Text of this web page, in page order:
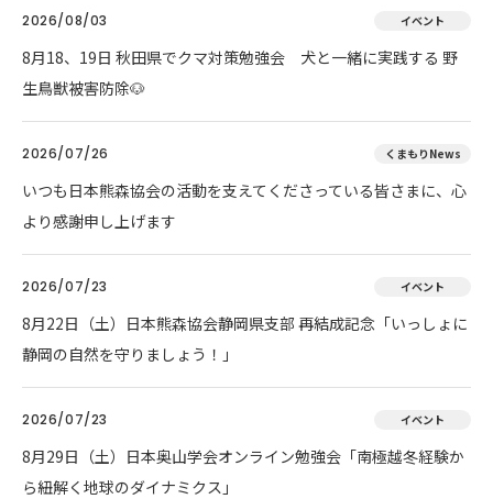
2026/08/03 イベント
8月18、19日 秋田県でクマ対策勉強会 犬と一緒に実践する 野
生鳥獣被害防除🐶
2026/07/26 くまもりNews
いつも日本熊森協会の活動を支えてくださっている皆さまに、心
より感謝申し上げます
2026/07/23 イベント
8月22日（土）日本熊森協会静岡県支部 再結成記念「いっしょに
静岡の自然を守りましょう！」
2026/07/23 イベント
8月29日（土）日本奥山学会オンライン勉強会「南極越冬経験か
ら紐解く地球のダイナミクス」